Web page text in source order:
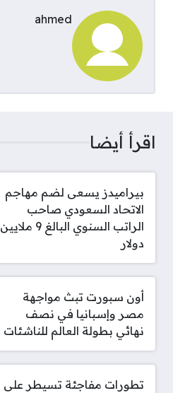
ahmed
اقرأ أيضا
بيراميدز يسعى لضم مهاجم
الاتحاد السعودي صاحب
الراتب السنوي البالغ 9 ملايين
دولار
أون سبورت تبث مواجهة
مصر وإسبانيا في نصف
نهائي بطولة العالم للناشئات
تطورات مفاجئة تسيطر على